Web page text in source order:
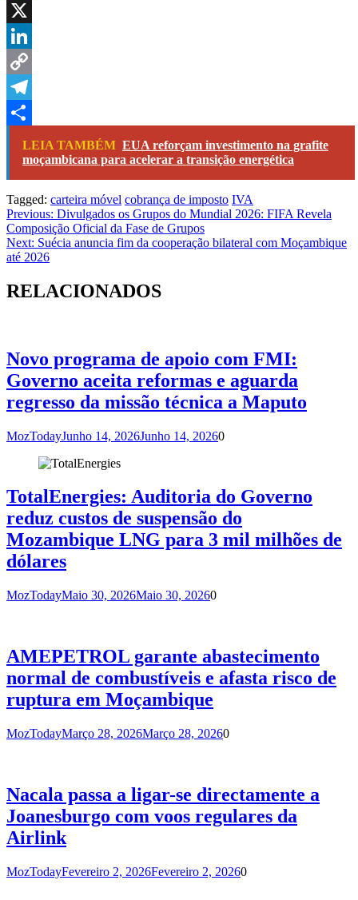
WhatsApp
X
LinkedIn
Copy
Link
Telegram
Share
LEIA TAMBÉM EUA reforçam investimento na grafite
moçambicana para acelerar a transição energética
Tagged: carteira móvel cobrança de imposto IVA
Navegação
de
artigos
Previous: Divulgados os Grupos do Mundial 2026: FIFA Revela
Composição Oficial da Fase de Grupos
Next: Suécia anuncia fim da cooperação bilateral com Moçambique
até 2026
RELACIONADOS
Novo programa de apoio com FMI:
Governo aceita reformas e aguarda
regresso da missão técnica a Maputo
MozTodayJunho 14, 2026Junho 14, 20260
TotalEnergies: Auditoria do Governo
reduz custos de suspensão do
Mozambique LNG para 3 mil milhões de
dólares
MozTodayMaio 30, 2026Maio 30, 20260
AMEPETROL garante abastecimento
normal de combustíveis e afasta risco de
ruptura em Moçambique
MozTodayMarço 28, 2026Março 28, 20260
Nacala passa a ligar-se directamente a
Joanesburgo com voos regulares da
Airlink
MozTodayFevereiro 2, 2026Fevereiro 2, 20260